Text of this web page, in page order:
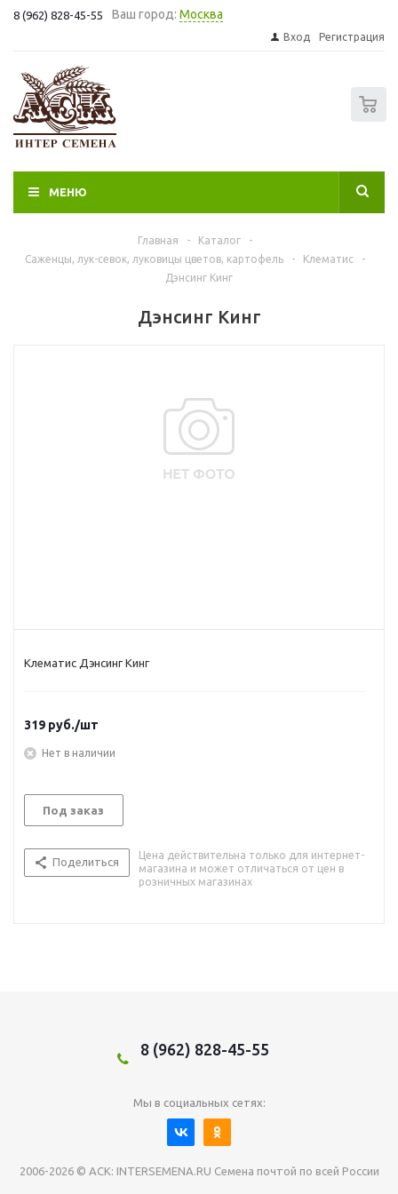
8 (962) 828-45-55 Ваш город: Москва
Вход Регистрация
МЕНЮ
Главная - Каталог
-
Саженцы, лук-севок, луковицы цветов, картофель
- Клематис
-
Дэнсинг Кинг
Дэнсинг Кинг
Клематис Дэнсинг Кинг
319 руб./шт
Нет в наличии
Под заказ
Поделиться
Цена действительна только для интернет-
магазина и может отличаться от цен в
розничных магазинах
8 (962) 828-45-55
Мы в социальных сетях:
2006-2026 © АСК: INTERSEMENA.RU Семена почтой по всей России